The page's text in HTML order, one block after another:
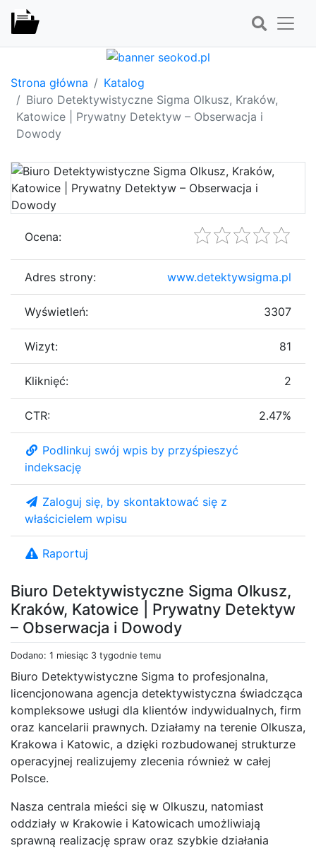
Strona główna
Katalog
Biuro Detektywistyczne Sigma Olkusz, Kraków,
Katowice | Prywatny Detektyw – Obserwacja i
Dowody
Biuro Detektywistyczne Sigma Olkusz,
Kraków, Katowice | Prywatny Detektyw
– Obserwacja i Dowody
Dodano: 1 miesiąc 3 tygodnie temu
Biuro Detektywistyczne Sigma to profesjonalna,
licencjonowana agencja detektywistyczna świadcząca
kompleksowe usługi dla klientów indywidualnych, firm
oraz kancelarii prawnych. Działamy na terenie Olkusza,
Krakowa i Katowic, a dzięki rozbudowanej strukturze
operacyjnej realizujemy zlecenia również w całej
Polsce.
Nasza centrala mieści się w Olkuszu, natomiast
oddziały w Krakowie i Katowicach umożliwiają
sprawną realizację spraw oraz szybkie działania
Ocena:
Adres strony: www.detektywsigma.pl
Wyświetleń: 3307
Wizyt: 81
Kliknięć: 2
CTR: 2.47%
Podlinkuj swój wpis by przyśpieszyć
indeksację
Zaloguj się, by skontaktować się z
właścicielem wpisu
Raportuj